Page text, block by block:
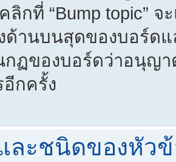
กที่ “Bump topic”
ด้านบนสุดของบอร์ด
กฏของบอร์ดว่าอนุญ
อีกครั้ง
ละชนิดของหัว